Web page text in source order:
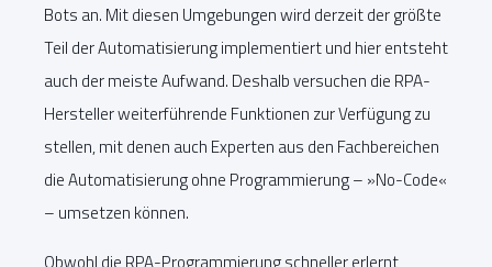
Bots an. Mit diesen Umgebungen wird derzeit der größte
Teil der Automatisierung implementiert und hier entsteht
auch der meiste Aufwand. Deshalb versuchen die RPA-
Hersteller weiterführende Funktionen zur Verfügung zu
stellen, mit denen auch Experten aus den Fachbereichen
die Automatisierung ohne Programmierung – »No-Code«
– umsetzen können.